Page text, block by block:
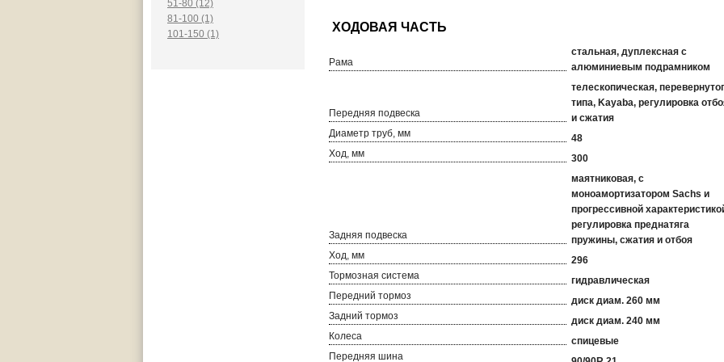
51-80 (12)
81-100 (1)
101-150 (1)
Рама
стальная, дуплексная с
алюминиевым подрамником
Передняя подвеска
телескопическая,
типа, Kayaba, регулировка
и сжатия
Диаметр труб, мм
48
Ход, мм
300
Задняя подвеска
маятниковая, с
моноамортизатором Sachs и
прогрессивной
регулировка преднатяга
пружины, сжатия и отбоя
Ход, мм
296
Тормозная система
гидравлическая
Передний тормоз
диск диам. 260 мм
Задний тормоз
диск диам. 240 мм
Колеса
спицевые
Передняя шина